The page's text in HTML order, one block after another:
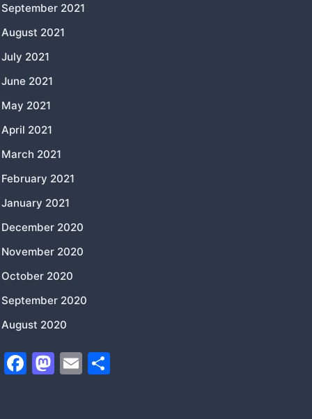
September 2021
August 2021
July 2021
June 2021
May 2021
April 2021
March 2021
February 2021
January 2021
December 2020
November 2020
October 2020
September 2020
August 2020
F
M E